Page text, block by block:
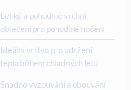
Lehké a pohodlné vrchní
oblečení pro pohodlné nošení
Ideální vrstva pro udržení
tepla během chladných letů
Snadno vyzouvání a obouvání